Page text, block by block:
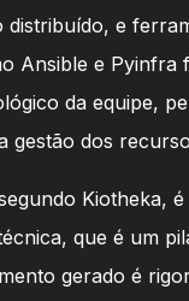
distribuído, e
Ansible e Pyinfra
da equipe,
gestão dos
Kiotheka,
que é um
gerado é